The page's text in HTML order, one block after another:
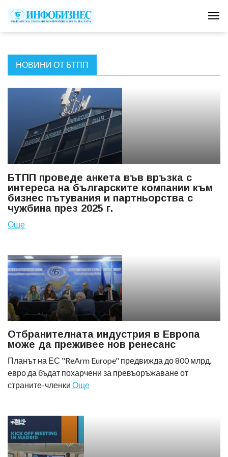
НОВИНИ ОТ БТПП
БТПП проведе анкета във връзка с
интереса на българските компании към
бизнес пътувания и партньорства с
чужбина през 2025 г.
Още
Отбранителната индустрия в Европа
може да преживее нов ренесанс
Планът на ЕС "ReArm Europe" предвижда до 800 млрд.
евро да бъдат похарчени за превъоръжаване от
страните-членки Още